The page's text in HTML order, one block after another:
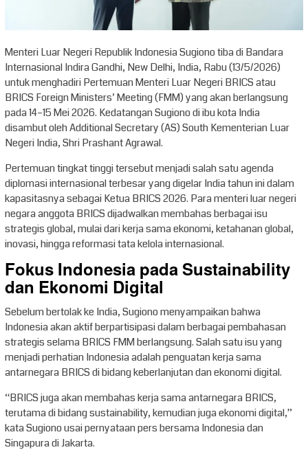
Menteri Luar Negeri Republik Indonesia Sugiono tiba di Bandara
Internasional Indira Gandhi, New Delhi, India, Rabu (13/5/2026)
untuk menghadiri Pertemuan Menteri Luar Negeri BRICS atau
BRICS Foreign Ministers’ Meeting (FMM) yang akan berlangsung
pada 14–15 Mei 2026. Kedatangan Sugiono di ibu kota India
disambut oleh Additional Secretary (AS) South Kementerian Luar
Negeri India, Shri Prashant Agrawal.
Pertemuan tingkat tinggi tersebut menjadi salah satu agenda
diplomasi internasional terbesar yang digelar India tahun ini dalam
kapasitasnya sebagai Ketua BRICS 2026. Para menteri luar negeri
negara anggota BRICS dijadwalkan membahas berbagai isu
strategis global, mulai dari kerja sama ekonomi, ketahanan global,
inovasi, hingga reformasi tata kelola internasional.
Fokus Indonesia pada Sustainability
dan Ekonomi Digital
Sebelum bertolak ke India, Sugiono menyampaikan bahwa
Indonesia akan aktif berpartisipasi dalam berbagai pembahasan
strategis selama BRICS FMM berlangsung. Salah satu isu yang
menjadi perhatian Indonesia adalah penguatan kerja sama
antarnegara BRICS di bidang keberlanjutan dan ekonomi digital.
“BRICS juga akan membahas kerja sama antarnegara BRICS,
terutama di bidang sustainability, kemudian juga ekonomi digital,”
kata Sugiono usai pernyataan pers bersama Indonesia dan
Singapura di Jakarta.